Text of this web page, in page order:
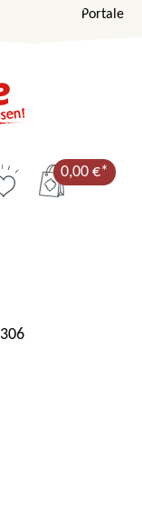
Portale
0,00 €*